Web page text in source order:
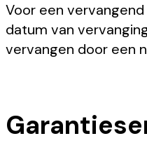
Voor een
datum van
vervangen door een